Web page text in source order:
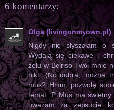
6 komentarzy:
Olga (livingonmyown.pl)
Nigdy nie słyszałam o
Wydają się ciekawe i
żelu w Belriso Twój mnie
nikt. (No dobra, można
mus? Hmm, pozwolę
temat :P Mus ma
uważam za zepsucie